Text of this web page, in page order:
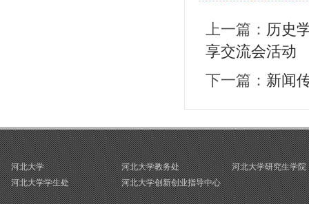
上一篇： 历史
享交流会活动
下一篇： 新闻
河北大学 河北大学教务处
河北大学研究生学院
河北大学学生处
河北大学创新创业指导中心